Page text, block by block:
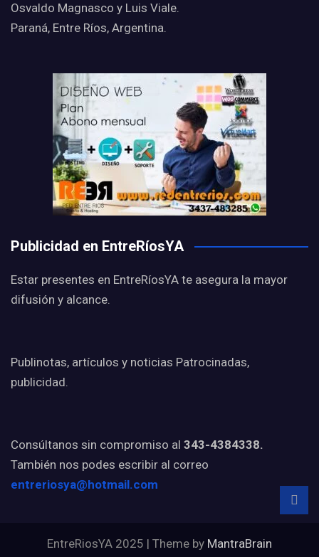
Osvaldo Magnasco y Luis Viale.
Paraná, Entre Ríos, Argentina.
Publicidad en EntreRíosYA
Estar presentes en EntreRíosYA te asegura la mayor
difusión y alcance.
Publinotas, artículos y noticias Patrocinadas,
publicidad.
Consúltanos sin compromiso al 343-4384338.
También nos podes escribir al correo
entreriosya@hotmail.com
EntreRiosYA 2025 | Theme by MantraBrain